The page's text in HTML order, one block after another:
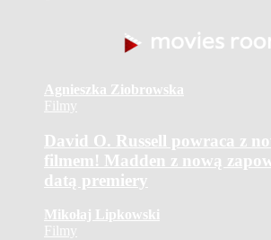
Agnieszka Ziobrowska
Filmy
David O. Russell powraca z
filmem! Madden z nową
datą premiery
Mikołaj Lipkowski
Filmy